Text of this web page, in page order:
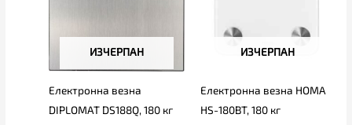
ИЗЧЕРПАН
Електронна везна
DIPLOMAT DS188Q, 180 кг
ИЗЧЕРПАН
Електронна везна HOMA
HS-180BT, 180 кг